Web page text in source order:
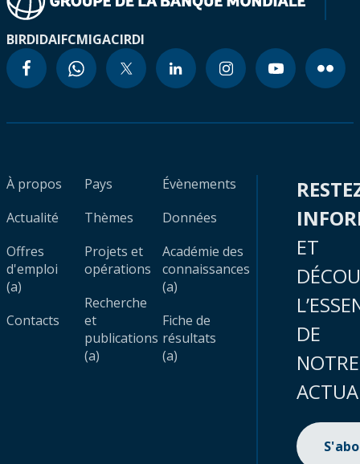
BIRDIDAIFCMIGACIRDI
À propos
Actualité
Offres
d'emploi
(a)
Contacts
Pays
Thèmes
Projets et
opérations
Recherche
et
publications
(a)
Évènements
Données
Académie des
connaissances
(a)
Fiche de
résultats
(a)
ET
DE
NOTRE